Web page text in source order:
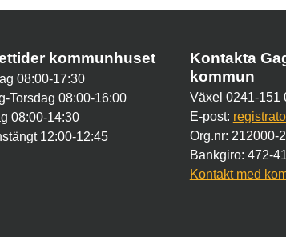
kommunhuset
08:00-17:30
Torsdag 08:00-16:00
08:00-14:30
12:00-12:45
Kontakta
kommun
Växel 0241-151
E-post:
Org.nr: 212000-
Bankgiro: 472-
Kontakt med